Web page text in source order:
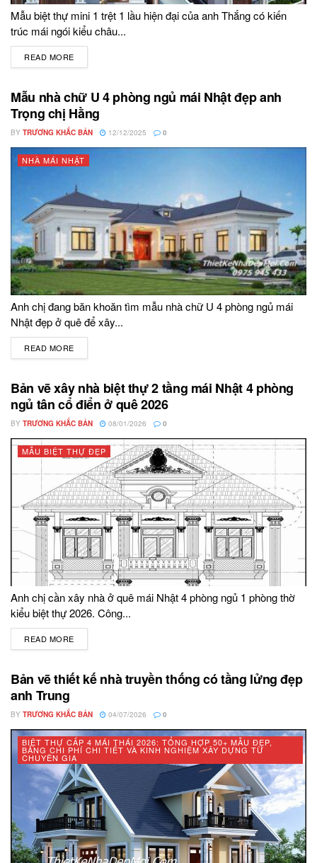
Mẫu biệt thự mini 1 trệt 1 lầu hiện đại của anh Thắng có kiến
trúc mái ngói kiểu châu...
READ MORE
Mẫu nhà chữ U 4 phòng ngủ mái Nhật đẹp anh
Trọng chị Hằng
BY TRƯƠNG KHẮC BẢN 12/12/2025 0
NHÀ MÁI NHẬT
Anh chị đang băn khoăn tìm mẫu nhà chữ U 4 phòng ngủ mái
Nhật đẹp ở quê để xây...
READ MORE
Bản vẽ xây nhà biệt thự 2 tầng mái Nhật 4 phòng
ngủ tân cổ điển ở quê 2026
BY TRƯƠNG KHẮC BẢN 08/01/2026 0
MẪU BIỆT THỰ ĐẸP
Anh chị cần xây nhà ở quê mái Nhật 4 phòng ngủ 1 phòng thờ
kiểu biệt thự 2026. Công...
READ MORE
Bản vẽ thiết kế nhà truyền thống có tầng lửng đẹp
anh Trung
BY TRƯƠNG KHẮC BẢN 04/07/2026 0
BIỆT THỰ CẤP 4 MÁI THÁI 2026: TỔNG HỢP 50+ MẪU ĐẸP,
BẢNG CHI PHÍ CHI TIẾT VÀ KINH NGHIỆM XÂY DỰNG TỪ
CHUYÊN GIA